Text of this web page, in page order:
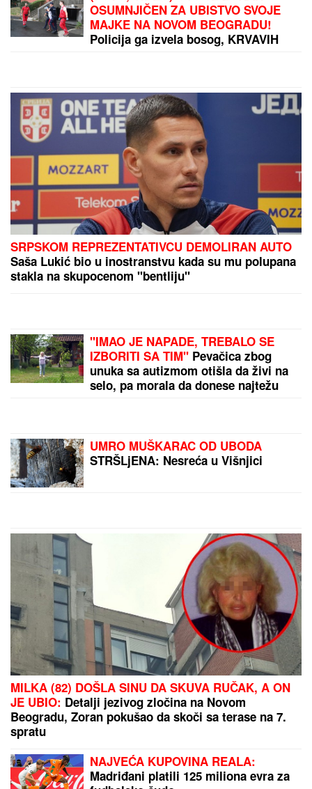
NOVA VAZDUŠNA STRATEGIJANATO-a: Ove tri
države udružile snage
"IMALI SMO RASPRAVU"Terza progovorio o
susretu sa Milicom u Crnoj Gori: "Zamera mi što
nisam ostao uz njih, ne treba da budemo Kulići"
"MOJA LJUBAV JEDINA NA SVETU"
Dragan Stanković i dalje čuva
uspomene sa Jovanom Jeremić,
(FOTO, VIDEO) OVO JE ZORAN
SRPSKOM REPREZENTATIVCU DEMOLIRAN AUTO
Saša Lukić bio u inostranstvu kada su mu polupana
stakla na skupocenom "bentliju"